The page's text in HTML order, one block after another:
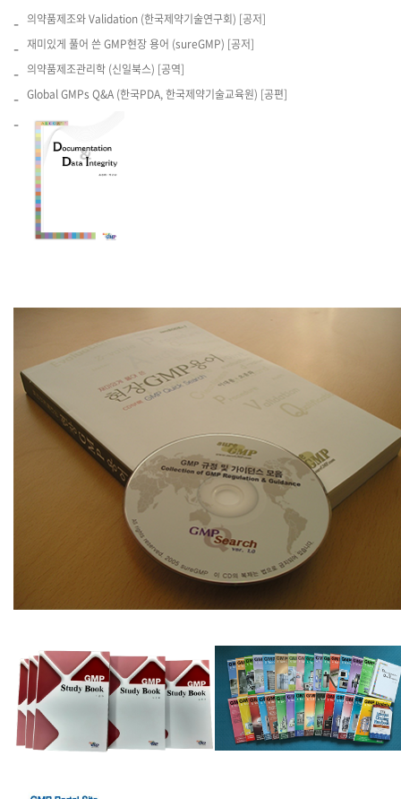
의약품제조와 Validation (한국제약기술연구회) [공저]
재미있게 풀어 쓴 GMP현장 용어 (sureGMP) [공저]
의약품제조관리학 (신일북스) [공역]
Global GMPs Q&A (한국PDA, 한국제약기술교육원) [공편]